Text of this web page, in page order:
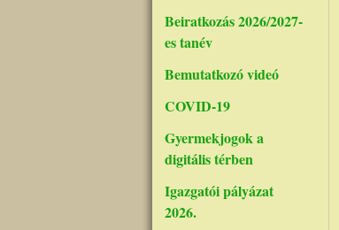
Beiratkozás 2026/2027-
es tanév
Bemutatkozó videó
COVID-19
Gyermekjogok a
digitális térben
Igazgatói pályázat
2026.